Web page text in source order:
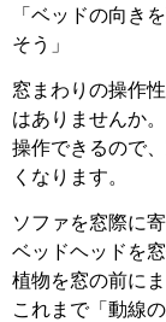
「ベッドの向き
そう」
窓まわりの操作
はありませんか
操作できるので
くなります。
ソファを窓際に
ベッドヘッドを
植物を窓の前に
これまで「動線